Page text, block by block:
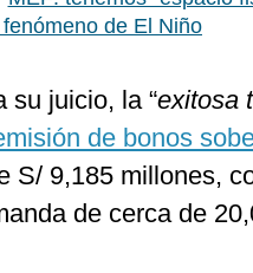
de El Niño
su juicio, la “exitosa
de bonos
S/ 9,185 millones,
de cerca de